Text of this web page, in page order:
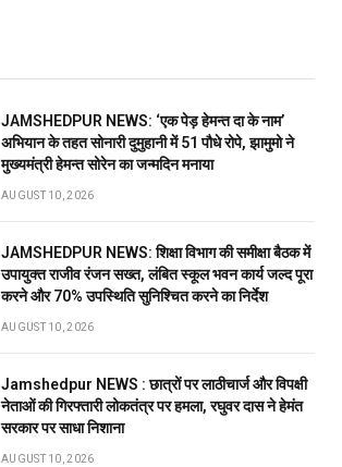
JAMSHEDPUR NEWS: ‘एक पेड़ हेमन्त दा के नाम’
अभियान के तहत सोनारी दुमुहानी में 51 पौधे रोपे, झामुमो ने
मुख्यमंत्री हेमन्त सोरेन का जन्मदिन मनाया
AUGUST 10, 2026
JAMSHEDPUR NEWS: शिक्षा विभाग की समीक्षा बैठक में
उपायुक्त राजीव रंजन सख्त, लंबित स्कूल भवन कार्य जल्द पूरा
करने और 70% उपस्थिति सुनिश्चित करने का निर्देश
AUGUST 10, 2026
Jamshedpur NEWS : छात्रों पर लाठीचार्ज और विपक्षी
नेताओं की गिरफ्तारी लोकतंत्र पर हमला, रघुवर दास ने हेमंत
सरकार पर साधा निशाना
AUGUST 10, 2026